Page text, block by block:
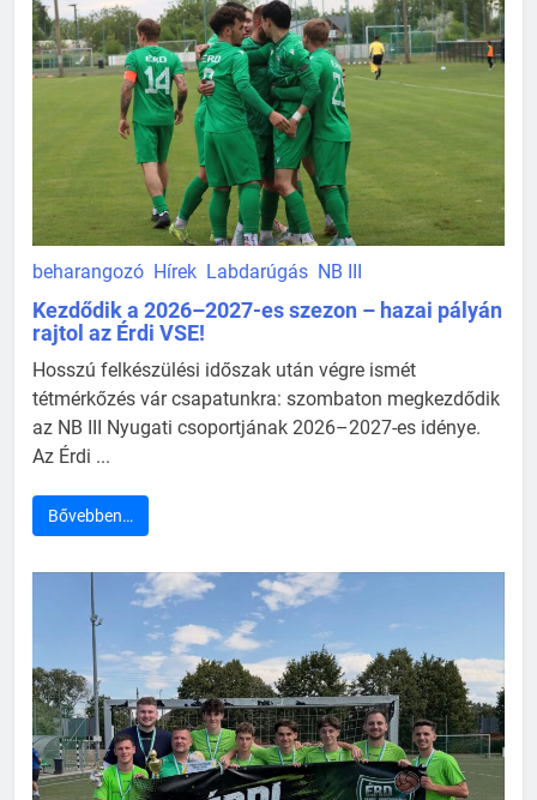
beharangozó Hírek Labdarúgás NB III
Kezdődik a 2026–2027-es szezon – hazai pályán
rajtol az Érdi VSE!
Hosszú felkészülési időszak után végre ismét
tétmérkőzés vár csapatunkra: szombaton megkezdődik
az NB III Nyugati csoportjának 2026–2027-es idénye.
Az Érdi ...
Bővebben…